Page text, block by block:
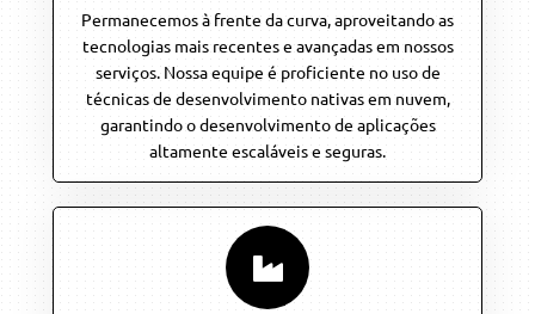
Permanecemos à frente da curva, aproveitando as
tecnologias mais recentes e avançadas em nossos
serviços. Nossa equipe é proficiente no uso de
técnicas de desenvolvimento nativas em nuvem,
garantindo o desenvolvimento de aplicações
altamente escaláveis e seguras.